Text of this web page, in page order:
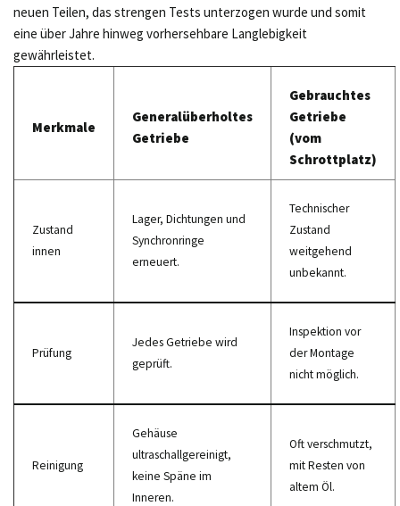
neuen Teilen, das strengen Tests unterzogen wurde und somit
eine über Jahre hinweg vorhersehbare Langlebigkeit
gewährleistet.
Merkmale
Generalüberholtes
Getriebe
Gebrauchtes
Getriebe
(vom
Schrottplatz)
Zustand
innen
Lager, Dichtungen und
Synchronringe
erneuert.
Technischer
Zustand
weitgehend
unbekannt.
Prüfung
Jedes Getriebe wird
geprüft.
Inspektion vor
der Montage
nicht möglich.
Reinigung
Gehäuse
ultraschallgereinigt,
keine Späne im
Inneren.
Oft verschmutzt,
mit Resten von
altem Öl.